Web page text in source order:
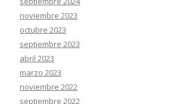
noviembre 2023
octubre 2023
septiembre 2023
abril 2023
marzo 2023
noviembre 2022
septiembre 2022